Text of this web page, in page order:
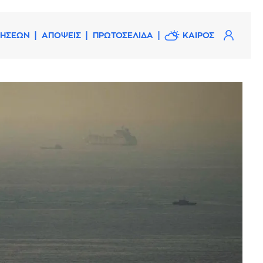
ΑΠΟΨΕΙΣ ΠΡΩΤΟΣΕΛΙΔΑ ΚΑΙΡΟΣ